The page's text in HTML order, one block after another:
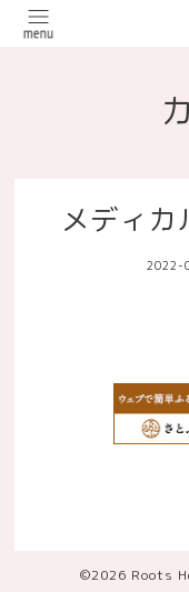
メディカ
2022-
©2026 Roots